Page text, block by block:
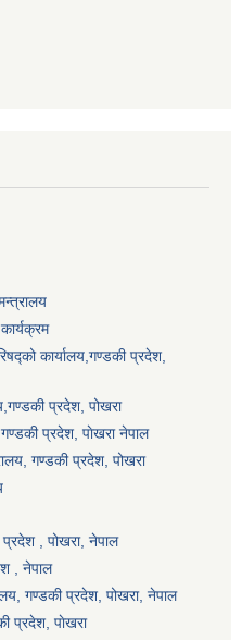
कार्यालय,गण्डकी प्रदेश,
प्रदेश, पोखरा
प्रदेश, पाेखरा नेपाल
गण्डकी प्रदेश, पोखरा
, पोखरा, नेपाल
, नेपाल
गण्डकी प्रदेश, पोखरा, नेपाल
प्रदेश, पाेखरा